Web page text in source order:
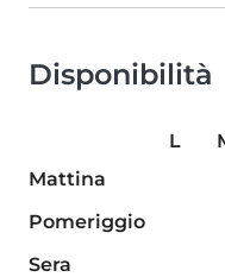
Disponibilità
L
Mattina
Pomeriggio
Sera